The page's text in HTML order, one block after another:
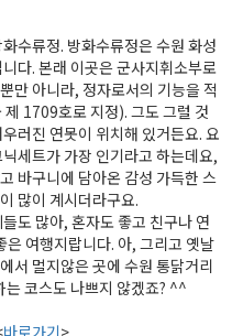
수류정. 방화수류정은 수원 화성
다. 본래 이곳은 군사지휘소부로
만 아니라, 정자로서의 기능을 적
1709호로 지정). 그도 그럴 것
러진 연못이 위치해 있거든요. 요
세트가 가장 인기라고 하는데요,
바구니에 담아온 감성 가득한 스
많이 계시더라구요.
도 많아, 혼자도 좋고 친구나 연
여행지랍니다. 아, 그리고 옛날
서 멀지않은 곳에 수원 통닭거리
는 코스도 나쁘지 않겠죠? ^^
바로가기>